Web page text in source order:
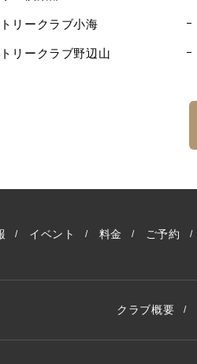
リークラブ小海
リークラブ野辺山
イベント 料金 ご予約
クラブ概要